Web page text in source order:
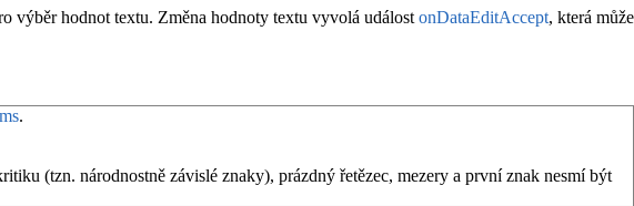
výběr hodnot textu. Změna hodnoty textu vyvolá událost onDataEditAccept, která může
.
(tzn. národnostně závislé znaky), prázdný řetězec, mezery a první znak nesmí být